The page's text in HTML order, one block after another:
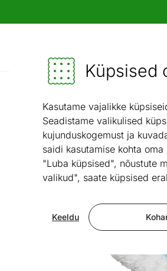
Küpsised
Kasutame vajalikke
Seadistame valikulised
kujunduskogemust ja
saidi kasutamise kohta
"Luba küpsised", nõustute
valikud", saate küpsised
Keeldu
Mööbel ja